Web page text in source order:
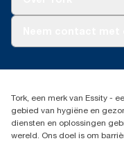
Dispenserklacht
02 766 05 30
Essity Belgium NV
Berkenlaan 8B
1831 MACHELEN
Tork, een merk van Essity -
gebied van hygiëne en
diensten en oplossingen
wereld. Ons doel is om